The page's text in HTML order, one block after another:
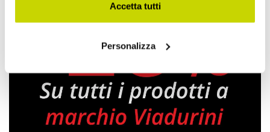
Accetta tutti
Personalizza